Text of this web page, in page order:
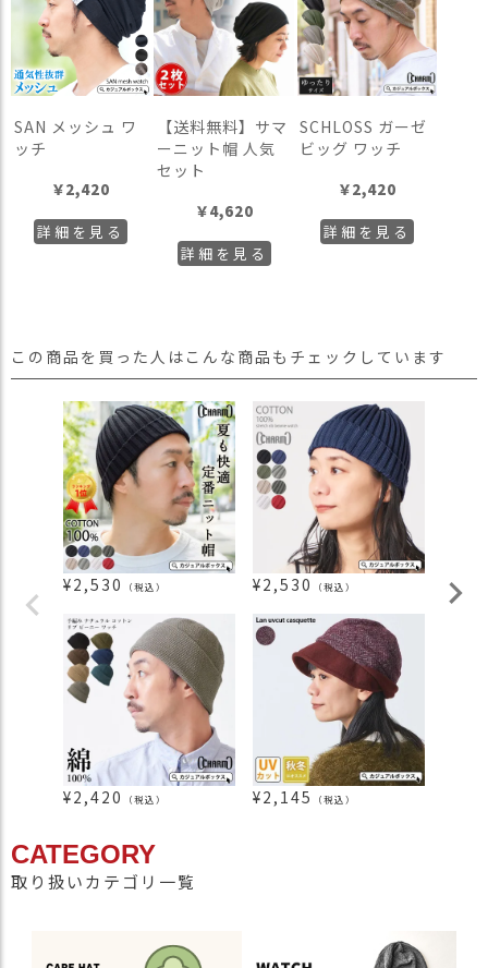
SAN メッシュ ワ
ッチ
￥2,420
詳細を見る
【送料無料】サマ
ーニット帽 人気
セット
￥4,620
詳細を見る
SCHLOSS ガーゼ
ビッグ ワッチ
￥2,420
詳細を見る
この商品を買った人はこんな商品もチェックしています
¥2,530 （税込） ¥2,530 （税込） ¥
¥2,420 （税込） ¥2,145 （税込）
CATEGORY
取り扱いカテゴリ一覧